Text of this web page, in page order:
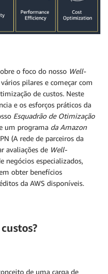
o foco do nosso Well-
pilares e começar com
de custos. Neste
e os esforços práticos da
Esquadrão de Otimização
um programa da Amazon
(A rede de parceiros da
avaliações de Well-
negócios especializados,
obter benefícios
da AWS disponíveis.
de uma carga de